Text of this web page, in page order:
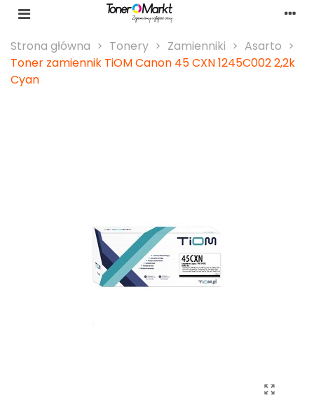
Strona główna > Tonery > Zamienniki > Asarto >
Toner zamiennik TiOM Canon 45 CXN 1245C002 2,2k
Cyan